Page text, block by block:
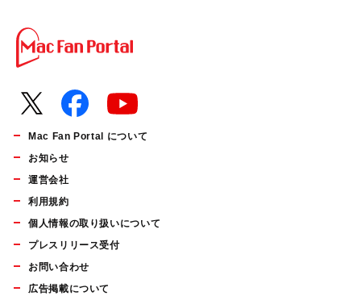
Mac Fan Portal について
お知らせ
運営会社
利用規約
個人情報の取り扱いについて
プレスリリース受付
お問い合わせ
広告掲載について